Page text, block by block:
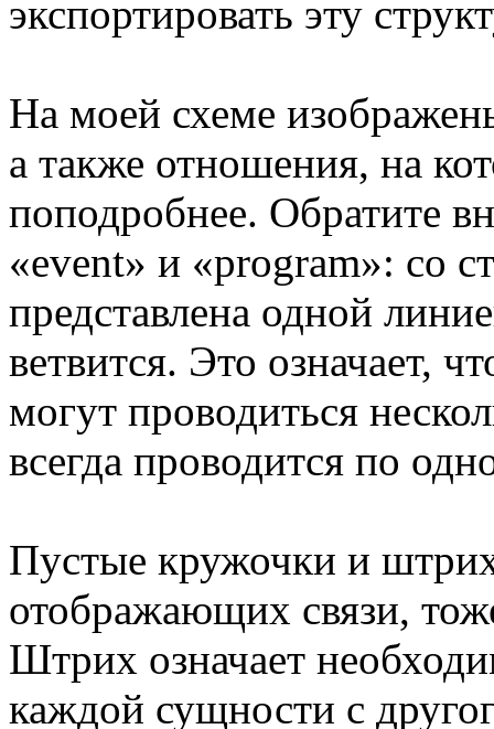
экспортировать эту
На моей схеме
а также отношения, на
поподробнее. Обратите
«event» и «program»: со
представлена одной
ветвится. Это означает,
могут проводиться
всегда проводится по
Пустые кружочки и
отображающих связи,
Штрих означает
каждой сущности с